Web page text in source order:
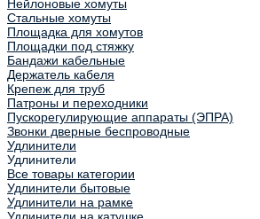
Нейлоновые хомуты
Стальные хомуты
Площадка для хомутов
Площадки под стяжку
Бандажи кабельные
Держатель кабеля
Крепеж для труб
Патроны и переходники
Пускорегулирующие аппараты (ЭПРА)
Звонки дверные беспроводные
Удлинители
Удлинители
Все товары категории
Удлинители бытовые
Удлинители на рамке